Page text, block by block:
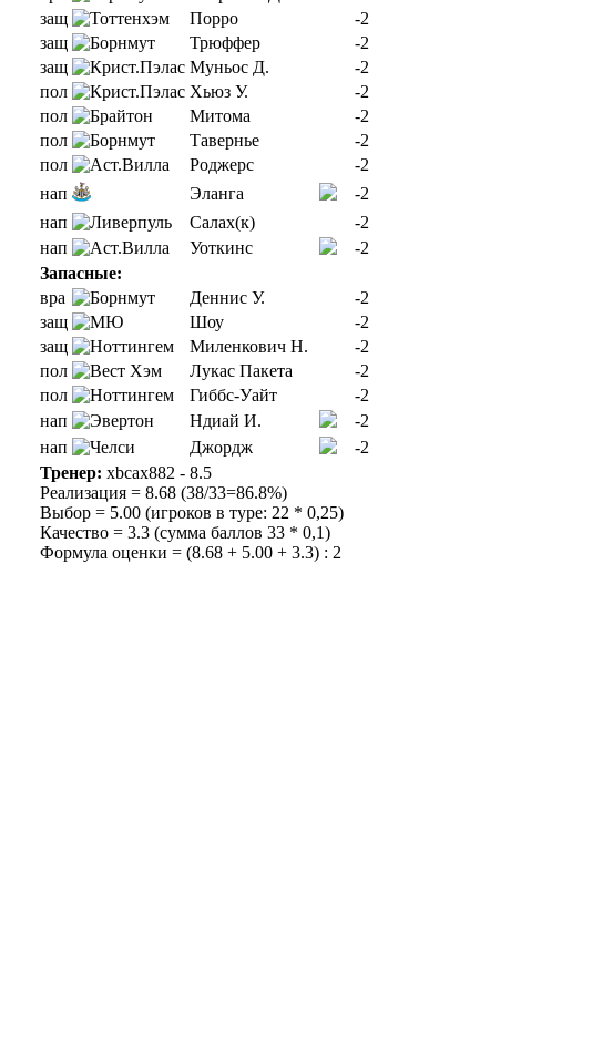
защ
Порро
-2
защ
Трюффер
-2
защ
Муньос Д.
-2
пол
Хьюз У.
-2
пол
Митома
-2
пол
Тавернье
-2
пол
Роджерс
-2
нап
Эланга
-2
нап
Салах(к)
-2
нап
Уоткинс
-2
Запасные:
вра
Деннис У.
-2
защ
Шоу
-2
защ
Миленкович Н.
-2
пол
Лукас Пакета
-2
пол
Гиббс-Уайт
-2
нап
Ндиай И.
-2
нап
Джордж
-2
Тренер: xbcax882 - 8.5
Реализация = 8.68 (38/33=86.8%)
Выбор = 5.00 (игроков в туре: 22 * 0,25)
Качество = 3.3 (сумма баллов 33 * 0,1)
Формула оценки = (8.68 + 5.00 + 3.3) : 2